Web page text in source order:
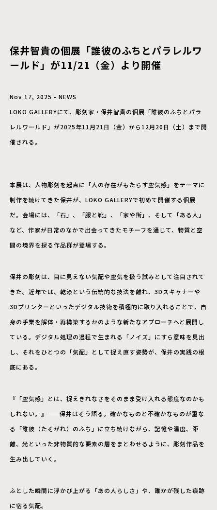
保井智貴の個展「誰彼のふちとパラレルワ
ールド」が11/21（金）より開催
Nov 17, 2025 - NEWS
LOKO GALLERYにて、彫刻家・保井智貴の個展「誰彼のふちとパラ
レルワールド」が2025年11月21日（金）から12月20日（土）まで開
催される。
本展は、人物彫刻を起点に「人の存在がもたらす空気感」をテーマに
制作を続けてきた保井が、LOKO GALLERYで初めて開催する個展
だ。会場には、「石」、「服と靴」、「家や街」、そして「ある人」
など、作家が日常のなかで出会ってきたモチーフを通じて、物質と空
間の境界を探る作品群が登場する。
保井の彫刻は、目に見えない気配や空気を扱う試みとして注目されて
きた。近年では、乾漆という伝統的な技法を離れ、3Dスキャナーや
3Dプリンターといったデジタル技術を積極的に取り入れることで、自
身の手業を解体・再構築するかのような新たなアプローチへと展開し
ている。デジタル処理の過程で生まれる「ノイズ」にすら意味を見出
し、それをひとつの「気配」として捉え直す姿勢が、保井の実践の根
底にある。
『「空気感」とは、捉えきれなさをそのまま受け入れる態度なのかも
しれない。』——保井はそう語る。確かなものと不確かなものが重な
る「誰彼（たそがれ）のふち」に立ち続けながら、記憶や温度、距
離、光といった非物質的な要素の層をまとわせるように、彫刻作品を
生み出していく。
ふとした瞬間に浮かび上がる「あの人らしさ」や、誰かが残した痕跡
に宿る気配。